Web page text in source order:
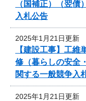
（国補正）（翌
入札公告
2025年1月21日更新
【建設工事】工
修（暮らしの安全
関する一般競争入
2025年1月21日更新